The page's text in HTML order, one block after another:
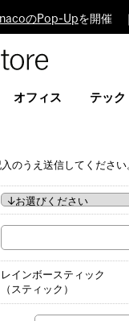
のPop-Upを開催
Design
オフィス テック
のうえ送信してください
レインボースティック
（スティック）